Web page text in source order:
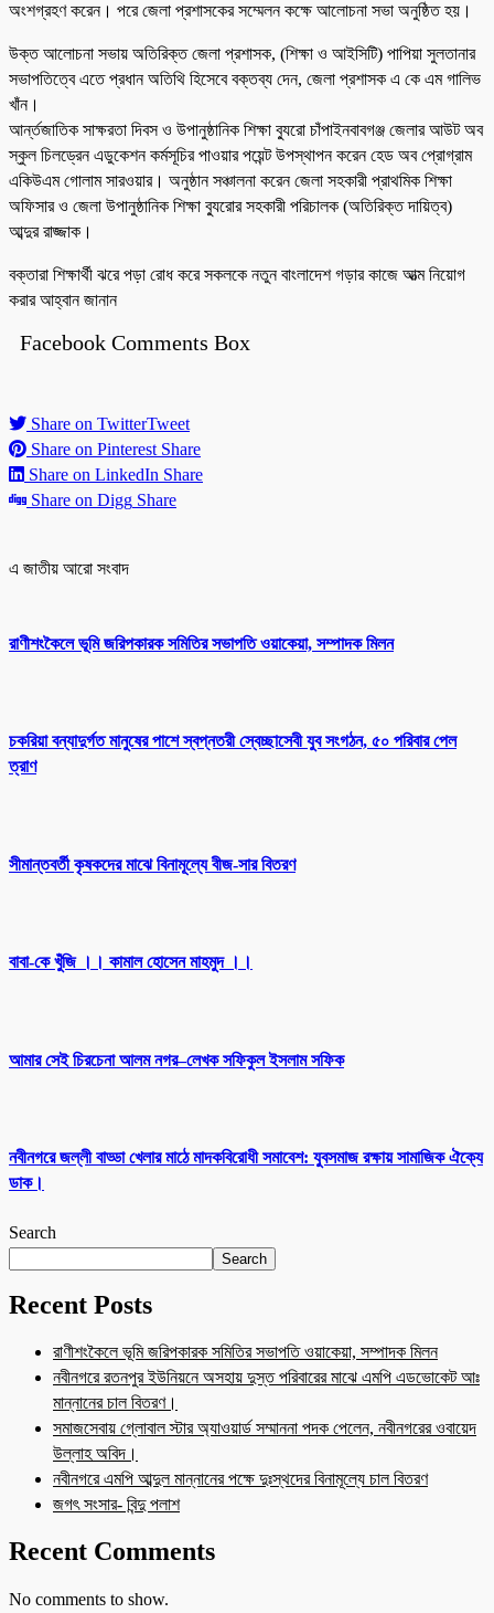
অংশগ্রহণ করেন। পরে জেলা প্রশাসকের সম্মেলন কক্ষে আলোচনা সভা অনুষ্ঠিত হয়।
উক্ত আলোচনা সভায় অতিরিক্ত জেলা প্রশাসক, (শিক্ষা ও আইসিটি) পাপিয়া সুলতানার
সভাপতিত্বে এতে প্রধান অতিথি হিসেবে বক্তব্য দেন, জেলা প্রশাসক এ কে এম গালিভ
খাঁন।
আর্ন্তজাতিক সাক্ষরতা দিবস ও উপানুষ্ঠানিক শিক্ষা ব্যুরো চাঁপাইনবাবগঞ্জ জেলার আউট অব
স্কুল চিলড্রেন এডুকেশন কর্মসূচির পাওয়ার পয়েন্ট উপস্থাপন করেন হেড অব প্রোগ্রাম
একিউএম গোলাম সারওয়ার। অনুষ্ঠান সঞ্চালনা করেন জেলা সহকারী প্রাথমিক শিক্ষা
অফিসার ও জেলা উপানুষ্ঠানিক শিক্ষা ব্যুরোর সহকারী পরিচালক (অতিরিক্ত দায়িত্ব)
আব্দুর রাজ্জাক।
বক্তারা শিক্ষার্থী ঝরে পড়া রোধ করে সকলকে নতুন বাংলাদেশ গড়ার কাজে আত্ম নিয়োগ
করার আহ্বান জানান
Facebook Comments Box
Share on TwitterTweet
Share on Pinterest Share
Share on LinkedIn Share
Share on Digg Share
এ জাতীয় আরো সংবাদ
রাণীশংকৈলে ভূমি জরিপকারক সমিতির সভাপতি ওয়াকেয়া, সম্পাদক মিলন
চকরিয়া বন্যাদুর্গত মানুষের পাশে স্বপ্নতরী স্বেচ্ছাসেবী যুব সংগঠন, ৫০ পরিবার পেল
ত্রাণ
সীমান্তবর্তী কৃষকদের মাঝে বিনামূল্যে বীজ-সার বিতরণ
বাবা-কে খুঁজি ।। কামাল হোসেন মাহমুদ ।।
আমার সেই চিরচেনা আলম নগর–লেখক সফিকুল ইসলাম সফিক
নবীনগরে জল্লী বাড্ডা খেলার মাঠে মাদকবিরোধী সমাবেশ: যুবসমাজ রক্ষায় সামাজিক ঐক্যে
ডাক।
Search
Search
Recent Posts
রাণীশংকৈলে ভূমি জরিপকারক সমিতির সভাপতি ওয়াকেয়া, সম্পাদক মিলন
নবীনগরে রতনপুর ইউনিয়নে অসহায় দুস্ত পরিবারের মাঝে এমপি এডভোকেট আঃ
মান্নানের চাল বিতরণ।
সমাজসেবায় গ্লোবাল স্টার অ্যাওয়ার্ড সম্মাননা পদক পেলেন, নবীনগরের ওবায়েদ
উল্লাহ অবিদ।
নবীনগরে এমপি আব্দুল মান্নানের পক্ষে দুঃস্থদের বিনামূল্যে চাল বিতরণ
জগৎ সংসার- বিন্দু পলাশ
Recent Comments
No comments to show.